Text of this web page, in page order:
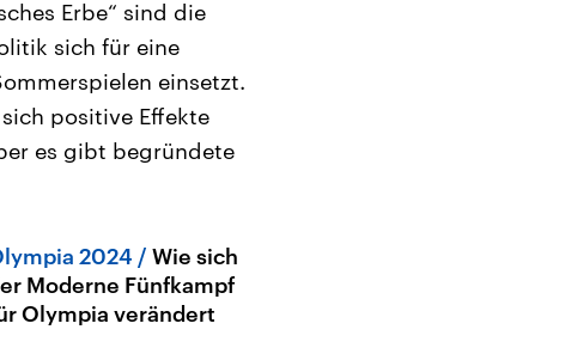
Erbe“ sind die
sich für eine
einsetzt.
positive Effekte
es gibt begründete
2024
Wie sich
Moderne Fünfkampf
Olympia verändert